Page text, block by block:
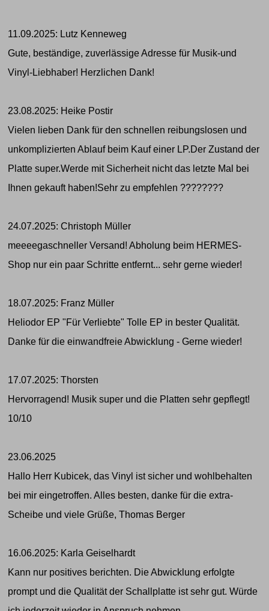
11.09.2025: Lutz Kenneweg
Gute, beständige, zuverlässige Adresse für Musik-und
Vinyl-Liebhaber! Herzlichen Dank!
23.08.2025: Heike Postir
Vielen lieben Dank für den schnellen reibungslosen und
unkomplizierten Ablauf beim Kauf einer LP.Der Zustand der
Platte super.Werde mit Sicherheit nicht das letzte Mal bei
Ihnen gekauft haben!Sehr zu empfehlen ????????
24.07.2025: Christoph Müller
meeeegaschneller Versand! Abholung beim HERMES-
Shop nur ein paar Schritte entfernt... sehr gerne wieder!
18.07.2025: Franz Müller
Heliodor EP "Für Verliebte" Tolle EP in bester Qualität.
Danke für die einwandfreie Abwicklung - Gerne wieder!
17.07.2025: Thorsten
Hervorragend! Musik super und die Platten sehr gepflegt!
10/10
23.06.2025
Hallo Herr Kubicek, das Vinyl ist sicher und wohlbehalten
bei mir eingetroffen. Alles besten, danke für die extra-
Scheibe und viele Grüße, Thomas Berger
16.06.2025: Karla Geiselhardt
Kann nur positives berichten. Die Abwicklung erfolgte
prompt und die Qualität der Schallplatte ist sehr gut. Würde